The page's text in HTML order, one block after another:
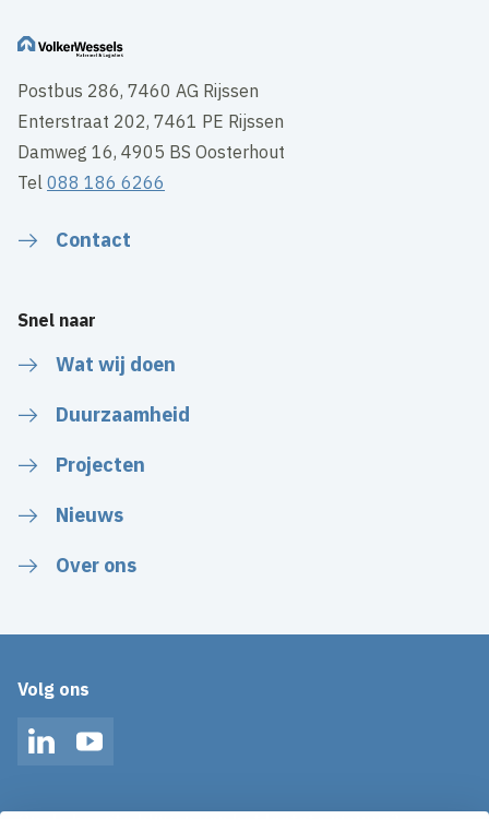
Postbus 286, 7460 AG Rijssen
Enterstraat 202, 7461 PE Rijssen
Damweg 16, 4905 BS Oosterhout
Tel088 186 6266
Contact
Snel naar
Wat wij doen
Duurzaamheid
Projecten
Nieuws
Over ons
Volg ons
LinkedInYouTube